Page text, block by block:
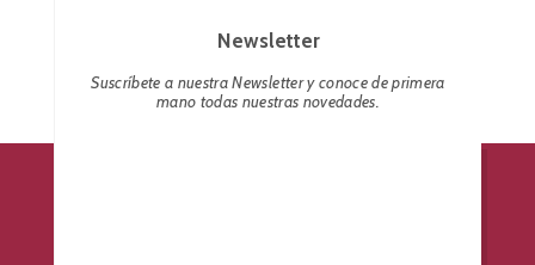
Newsletter
Suscríbete a nuestra Newsletter y conoce de primera
mano todas nuestras novedades.